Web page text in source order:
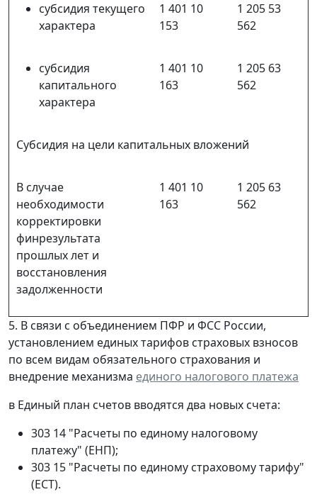
субсидия текущего
характера
1 401 10
153
1 205 53
562
субсидия
капитального
характера
1 401 10
163
1 205 63
562
Субсидия на цели капитальных вложений
В случае
необходимости
корректировки
финрезультата
прошлых лет и
восстановления
задолженности
1 401 10
163
1 205 63
562
5. В связи с объединением ПФР и ФСС России,
установлением единых тарифов страховых взносов
по всем видам обязательного страхования и
внедрение механизма единого налогового платежа
в Единый план счетов вводятся два новых счета:
303 14 "Расчеты по единому налоговому
платежу" (ЕНП);
303 15 "Расчеты по единому страховому тарифу"
(ЕСТ).